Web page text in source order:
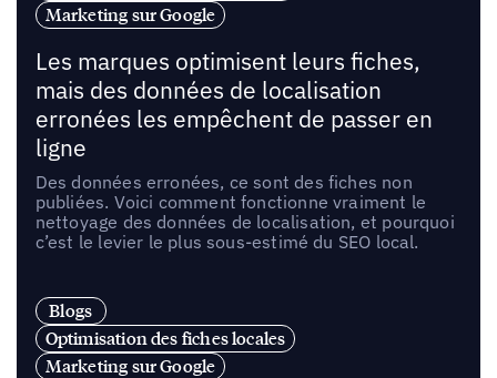
Marketing sur Google
Les marques optimisent leurs fiches,
mais des données de localisation
erronées les empêchent de passer en
ligne
Des données erronées, ce sont des fiches non
publiées. Voici comment fonctionne vraiment le
nettoyage des données de localisation, et pourquoi
c’est le levier le plus sous-estimé du SEO local.
Blogs
Optimisation des fiches locales
Marketing sur Google